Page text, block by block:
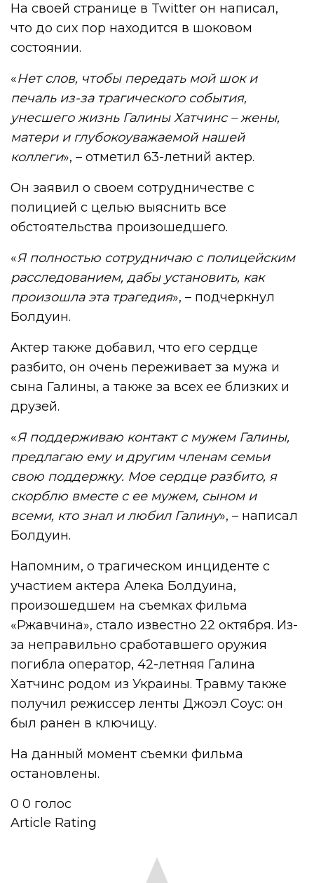
На своей странице в Twitter он написал,
что до сих пор находится в шоковом
состоянии.
«Нет слов, чтобы передать мой шок и
печаль из-за трагического события,
унесшего жизнь Галины Хатчинс – жены,
матери и глубокоуважаемой нашей
коллеги», – отметил 63-летний актер.
Он заявил о своем сотрудничестве с
полицией с целью выяснить все
обстоятельства произошедшего.
«Я полностью сотрудничаю с полицейским
расследованием, дабы установить, как
произошла эта трагедия», – подчеркнул
Болдуин.
Актер также добавил, что его сердце
разбито, он очень переживает за мужа и
сына Галины, а также за всех ее близких и
друзей.
«Я поддерживаю контакт с мужем Галины,
предлагаю ему и другим членам семьи
свою поддержку. Мое сердце разбито, я
скорблю вместе с ее мужем, сыном и
всеми, кто знал и любил Галину», – написал
Болдуин.
Напомним, о трагическом инциденте с
участием актера Алека Болдуина,
произошедшем на съемках фильма
«Ржавчина», стало известно 22 октября. Из-
за неправильно сработавшего оружия
погибла оператор, 42-летняя Галина
Хатчинс родом из Украины. Травму также
получил режиссер ленты Джоэл Соус: он
был ранен в ключицу.
На данный момент съемки фильма
остановлены.
0 0 голос
Article Rating